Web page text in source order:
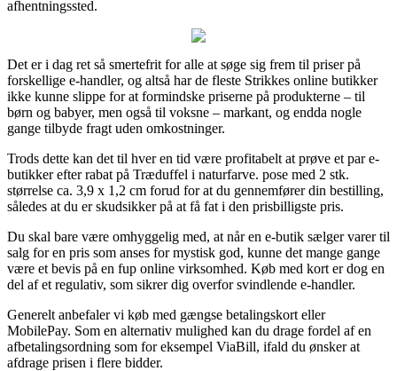
afhentningssted.
Det er i dag ret så smertefrit for alle at søge sig frem til priser på
forskellige e-handler, og altså har de fleste Strikkes online butikker
ikke kunne slippe for at formindske priserne på produkterne – til
børn og babyer, men også til voksne – markant, og endda nogle
gange tilbyde fragt uden omkostninger.
Trods dette kan det til hver en tid være profitabelt at prøve et par e-
butikker efter rabat på Træduffel i naturfarve. pose med 2 stk.
størrelse ca. 3,9 x 1,2 cm forud for at du gennemfører din bestilling,
således at du er skudsikker på at få fat i den prisbilligste pris.
Du skal bare være omhyggelig med, at når en e-butik sælger varer til
salg for en pris som anses for mystisk god, kunne det mange gange
være et bevis på en fup online virksomhed. Køb med kort er dog en
del af et regulativ, som sikrer dig overfor svindlende e-handler.
Generelt anbefaler vi køb med gængse betalingskort eller
MobilePay. Som en alternativ mulighed kan du drage fordel af en
afbetalingsordning som for eksempel ViaBill, ifald du ønsker at
afdrage prisen i flere bidder.